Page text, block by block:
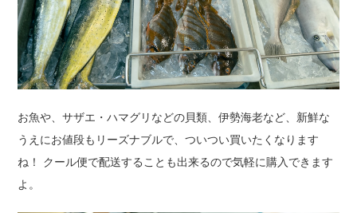
お魚や、サザエ・ハマグリなどの貝類、伊勢海老など、新鮮な
うえにお値段もリーズナブルで、ついつい買いたくなります
ね！ クール便で配送することも出来るので気軽に購入できます
よ。